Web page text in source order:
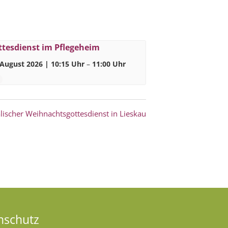
im Pflegeheim
2026 | 10:15 Uhr – 11:00 Uhr
Weihnachtsgottesdienst in Lieskau